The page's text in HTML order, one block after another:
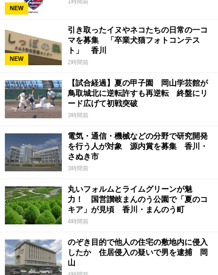
NEW
NEW
引き取ったイヌやネコたちの日常の一コ
マを募集 「卒業犬猫フォトコンテス
ト」 香川
2時間前
【試合経過】夏の甲子園 岡山学芸館が
鳥取城北に逆転許すも再逆転 終盤にリ
ード広げて初戦突破
3時間前
電気・通信・機械などの分野で研究開発
を行う人が対象 源内賞を募集 香川・
さぬき市
3時間前
丸いフォルムとライムグリーンが魅
力！ 国営讃岐まんのう公園で「夏のコ
キア」が見頃 香川・まんのう町
4時間前
のぞき目的で他人の住宅の敷地内に侵入
したか 住居侵入の疑いで男を逮捕 岡
山